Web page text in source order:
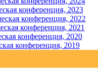
конференция, 2023
конференция, 2022
конференция, 2021
конференция, 2020
конференция, 2019